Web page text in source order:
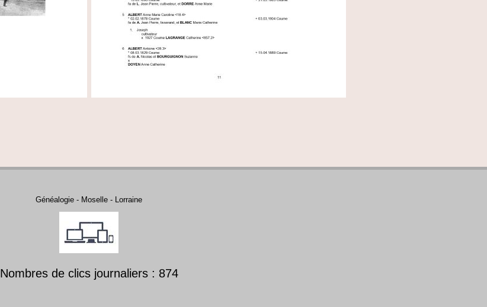
Généalogie - Moselle - Lorraine
Nombres de clics journaliers : 874